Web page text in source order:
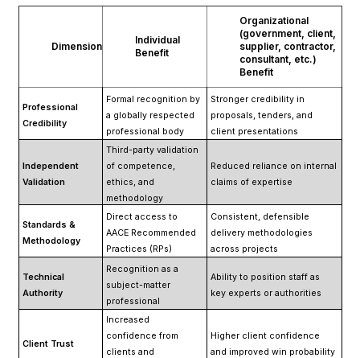
Dimension
Individual
Benefit
Organizational
(government, client,
supplier, contractor,
consultant, etc.)
Benefit
Professional
Credibility
Formal recognition by
a globally respected
professional body
Stronger credibility in
proposals, tenders, and
client presentations
Independent
Validation
Third-party validation
of competence,
ethics, and
methodology
Reduced reliance on internal
claims of expertise
Standards &
Methodology
Direct access to
AACE Recommended
Practices (RPs)
Consistent, defensible
delivery methodologies
across projects
Technical
Authority
Recognition as a
subject-matter
professional
Ability to position staff as
key experts or authorities
Client Trust
Increased
confidence from
clients and
Higher client confidence
and improved win probability